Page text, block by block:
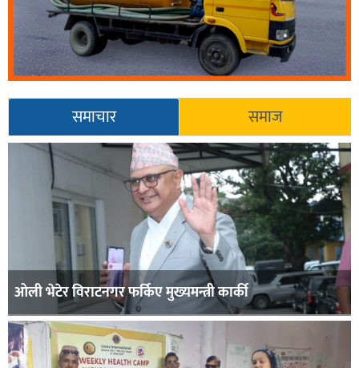
समाचार समाज
ओली भेटेर विराटनगर फर्किए मुख्यमन्त्री कार्की